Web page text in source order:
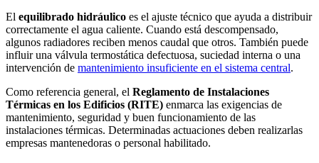
El equilibrado hidráulico es el ajuste técnico que ayuda a distribuir
correctamente el agua caliente. Cuando está descompensado,
algunos radiadores reciben menos caudal que otros. También puede
influir una válvula termostática defectuosa, suciedad interna o una
intervención de mantenimiento insuficiente en el sistema central.
Como referencia general, el Reglamento de Instalaciones
Térmicas en los Edificios (RITE) enmarca las exigencias de
mantenimiento, seguridad y buen funcionamiento de las
instalaciones térmicas. Determinadas actuaciones deben realizarlas
empresas mantenedoras o personal habilitado.